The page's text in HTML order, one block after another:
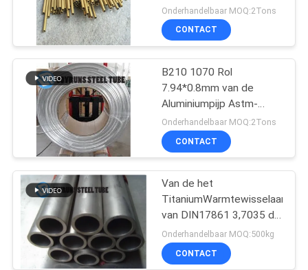
De dubbele Buis van
het Muurstaal
De Buizen van het
aluminiummessing
BuisWarmtewisselaar het
Koolstofstaal Naadloze
Buizen
Onderhandelbaar MOQ:2Tons
CONTACT
B210 1070 Rol
7.94*0.8mm van de
Aluminiumpijp Astm-
Naadloze buis voor
Evaportator
Onderhandelbaar MOQ:2Tons
CONTACT
Van de het
TitaniumWarmtewisselaar
van DIN17861 3,7035 de
Buizengr.2
Warmtewisselaar het
Door buizen leiden
Onderhandelbaar MOQ:500kg
CONTACT